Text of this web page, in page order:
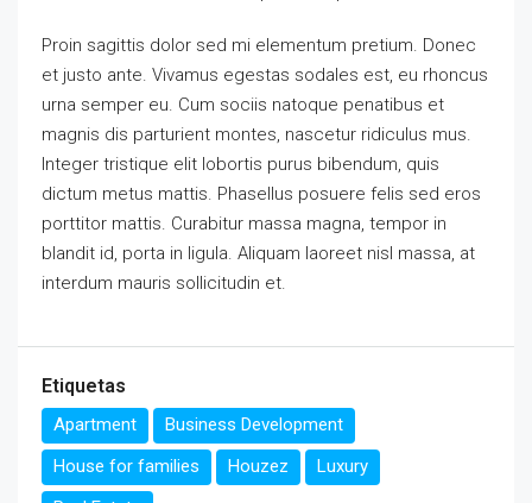
Proin sagittis dolor sed mi elementum pretium. Donec
et justo ante. Vivamus egestas sodales est, eu rhoncus
urna semper eu. Cum sociis natoque penatibus et
magnis dis parturient montes, nascetur ridiculus mus.
Integer tristique elit lobortis purus bibendum, quis
dictum metus mattis. Phasellus posuere felis sed eros
porttitor mattis. Curabitur massa magna, tempor in
blandit id, porta in ligula. Aliquam laoreet nisl massa, at
interdum mauris sollicitudin et.
Etiquetas
Apartment
Business Development
House for families
Houzez
Luxury